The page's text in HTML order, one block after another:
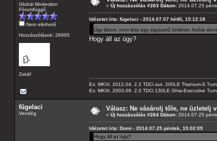
Globál Moderátor
Fórumfüggő
Nem elérhető
Hozzászólások: 26965
Zsiráf
« Új hozzászólás #263 Dátum: 2014.07.25
Idézetet írta: fügelaci - 2014.07.07 hétfő, 15:12:18
Úgy látom, nem lesz egy egyszerű történet. Azóta
Hogy áll az ügy?
Ex: MKIV, 2012.04. 2.2 TDCi aut. 200LE Titanium-S
Ex: MKIII, 2003.09. 2.0 TDCi 130LE Ghia-Executive
fügelaci
Vendég
Válasz: Ne vásárolj tőle, ne üzletelj
« Új hozzászólás #264 Dátum: 2014.07.25
Idézetet írta: Domi - 2014.07.25 péntek, 15:02:09
Hogy áll az ügy?